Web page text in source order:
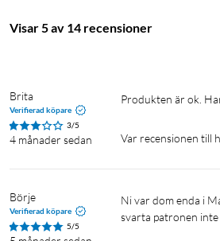
Visar 5 av 14 recensioner
Brita
Verifierad köpare
3/5
4 månader sedan
Produkten är ok.
Var recensionen till
Börje
Verifierad köpare
5/5
Ni var dom enda i Marieberg som hade patronerna i 5-pack, alla andra hade bara 4-pack. Vilket innebar att den stora
svarta patronen inte